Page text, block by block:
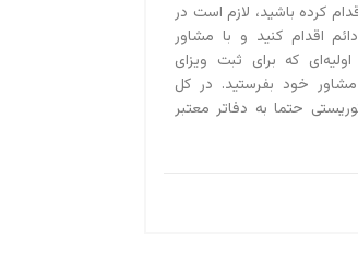
کرده باشید، لازم است در
اقدام کنید و با مشاور
که برای ثبت ویزای
مشاور خود بفرستید. در کل
حتما به دفاتر معتبر